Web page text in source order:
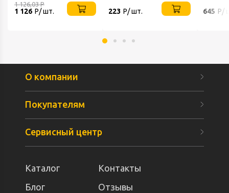
1 126,03Р
1 126 Р/ шт. 223 Р/ шт. 645 Р/
О компании
Покупателям
Сервисный центр
Каталог
Контакты
Блог
Отзывы